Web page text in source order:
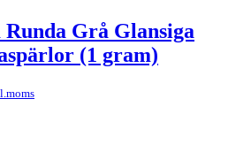
Runda Grå Glansiga
(1 gram)